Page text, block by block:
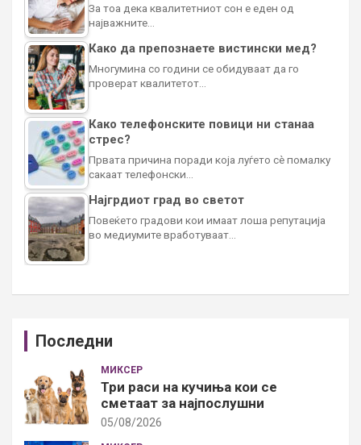
За тоа дека квалитетниот сон е еден од
најважните…
Како да препознаете вистински мед?
Многумина со години се обидуваат да го
проверат квалитетот…
Како телефонските повици ни станаа
стрес?
Првата причина поради која луѓето сè помалку
сакаат телефонски…
Најгрдиот град во светот
Повеќето градови кои имаат лоша репутација
во медиумите вработуваат…
Последни
МИКСЕР
Три раси на кучиња кои се
сметаат за најпослушни
05/08/2026